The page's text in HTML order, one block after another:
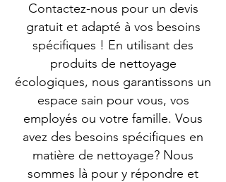
Contactez-nous pour un devis
gratuit et adapté à vos besoins
spécifiques ! En utilisant des
produits de nettoyage
écologiques, nous garantissons un
espace sain pour vous, vos
employés ou votre famille. Vous
avez des besoins spécifiques en
matière de nettoyage? Nous
sommes là pour y répondre et